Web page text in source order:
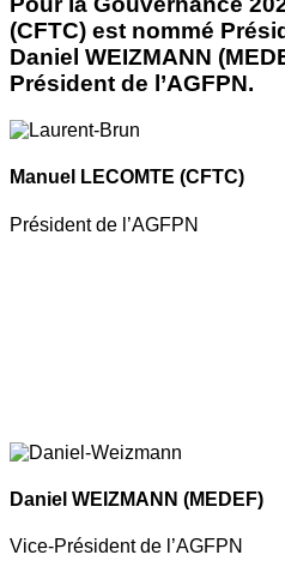
(CFTC) est nommé
Daniel WEIZMANN
Président de l’AGFPN.
Manuel LECOMTE (CFTC)
Président de l’AGFPN
Daniel WEIZMANN (MEDEF)
Vice-Président de l’AGFPN